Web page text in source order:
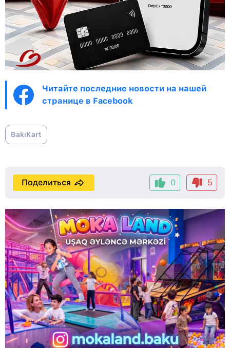
Читайте последние новости на нашей
странице в Facebook
BakıKart
0 5
Поделиться